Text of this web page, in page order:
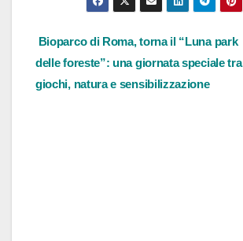
Navigazione
articoli
Bioparco di Roma, torna il “Luna park
delle foreste”: una giornata speciale tra
giochi, natura e sensibilizzazione